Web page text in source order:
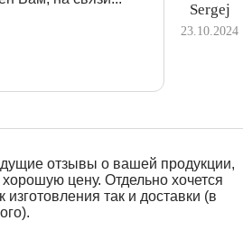
Sergej
23.10.2024
отзывы о вашей продукции,
цену. Отдельно хочется
так и доставки (в